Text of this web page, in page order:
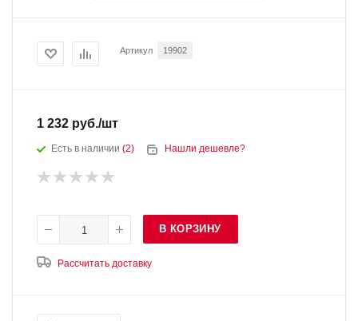
Артикул 19902
1 232 руб./шт
Есть в наличии (2) Нашли дешевле?
В КОРЗИНУ
Рассчитать доставку